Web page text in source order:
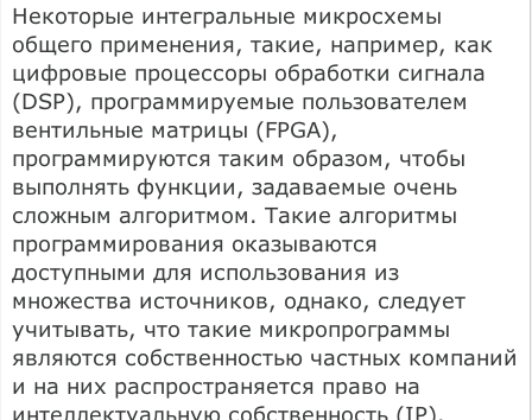
Некоторые интегральные микросхемы
общего применения, такие, например, как
цифровые процессоры обработки сигнала
(DSP), программируемые пользователем
вентильные матрицы (FPGA),
программируются таким образом, чтобы
выполнять функции, задаваемые очень
сложным алгоритмом. Такие алгоритмы
программирования оказываются
доступными для использования из
множества источников, однако, следует
учитывать, что такие микропрограммы
являются собственностью частных компаний
и на них распространяется право на
интеллектуальную собственность (IP).